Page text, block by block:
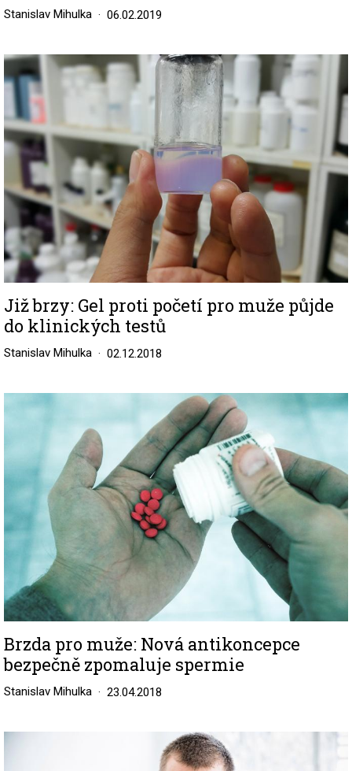
Stanislav Mihulka 06.02.2019
Image
Již brzy: Gel proti početí pro muže půjde
do klinických testů
Stanislav Mihulka 02.12.2018
Brzda pro muže: Nová antikoncepce
bezpečně zpomaluje spermie
Stanislav Mihulka 23.04.2018